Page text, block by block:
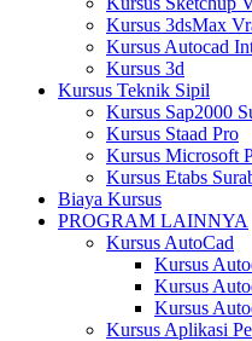
Kursus 3dsMax
Kursus Autocad
Kursus 3d
Kursus Teknik Sipil
Kursus Sap2000
Kursus Staad Pro
Kursus Microsoft
Kursus Etabs
Biaya Kursus
PROGRAM LAINNYA
Kursus AutoCad
Kursus
Kursus
Kursus
Kursus Aplikasi